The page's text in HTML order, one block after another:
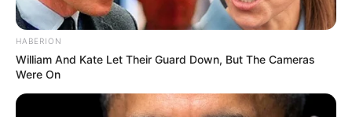
HABERION
William And Kate Let Their Guard Down, But The Cameras
Were On